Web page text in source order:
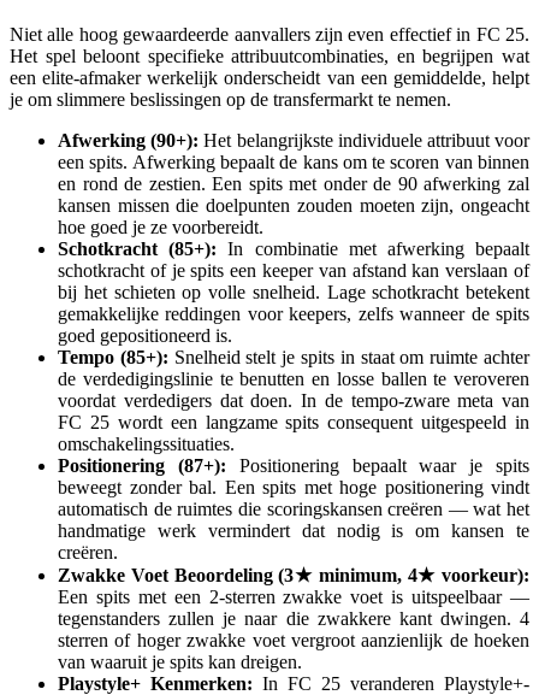
Niet alle hoog gewaardeerde aanvallers zijn even effectief in FC 25.
Het spel beloont specifieke attribuutcombinaties, en begrijpen wat
een elite-afmaker werkelijk onderscheidt van een gemiddelde, helpt
je om slimmere beslissingen op de transfermarkt te nemen.
Afwerking (90+): Het belangrijkste individuele attribuut voor
een spits. Afwerking bepaalt de kans om te scoren van binnen
en rond de zestien. Een spits met onder de 90 afwerking zal
kansen missen die doelpunten zouden moeten zijn, ongeacht
hoe goed je ze voorbereidt.
Schotkracht (85+): In combinatie met afwerking bepaalt
schotkracht of je spits een keeper van afstand kan verslaan of
bij het schieten op volle snelheid. Lage schotkracht betekent
gemakkelijke reddingen voor keepers, zelfs wanneer de spits
goed gepositioneerd is.
Tempo (85+): Snelheid stelt je spits in staat om ruimte achter
de verdedigingslinie te benutten en losse ballen te veroveren
voordat verdedigers dat doen. In de tempo-zware meta van
FC 25 wordt een langzame spits consequent uitgespeeld in
omschakelingssituaties.
Positionering (87+): Positionering bepaalt waar je spits
beweegt zonder bal. Een spits met hoge positionering vindt
automatisch de ruimtes die scoringskansen creëren — wat het
handmatige werk vermindert dat nodig is om kansen te
creëren.
Zwakke Voet Beoordeling (3★ minimum, 4★ voorkeur):
Een spits met een 2-sterren zwakke voet is uitspeelbaar —
tegenstanders zullen je naar die zwakkere kant dwingen. 4
sterren of hoger zwakke voet vergroot aanzienlijk de hoeken
van waaruit je spits kan dreigen.
Playstyle+ Kenmerken: In FC 25 veranderen Playstyle+-